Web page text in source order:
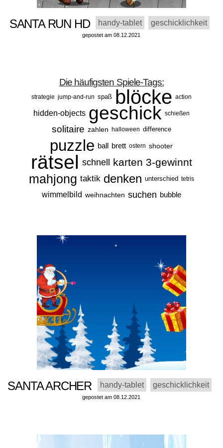
SANTA RUN HD handy-tablet geschicklichkeit
gepostet am 08.12.2021
Die häufigsten Spiele-Tags:
strategie jump-and-run spaß blöcke action
hidden-objects geschick schießen
solitaire zahlen halloween difference
puzzle ball brett ostern shooter
rätsel schnell karten 3-gewinnt
mahjong taktik denken unterschied tetris
wimmelbild weihnachten suchen bubble
SANTA ARCHER handy-tablet geschicklichkeit
gepostet am 08.12.2021